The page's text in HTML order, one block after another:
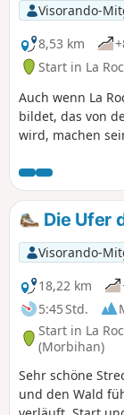
Visorando-
8,53 km
Start in La
Auch wenn La
bildet, das von
wird, machen
Frankreichs. Es
Herbignac und
Ballungsraums
Rundwanderung
Die Ufer
Visorando-
18,22 km
5:45 Std.
Start in La
(Morbihan)
Sehr schöne
und den Wald